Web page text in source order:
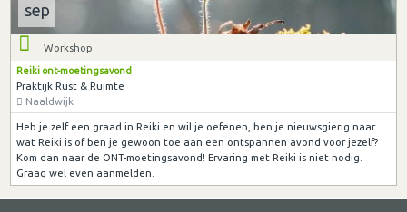
sep
Workshop
Reiki ont-moetingsavond
Praktijk Rust & Ruimte
Naaldwijk
Heb je zelf een graad in Reiki en wil je oefenen, ben je nieuwsgierig naar
wat Reiki is of ben je gewoon toe aan een ontspannen avond voor jezelf?
Kom dan naar de ONT-moetingsavond! Ervaring met Reiki is niet nodig.
Graag wel even aanmelden.